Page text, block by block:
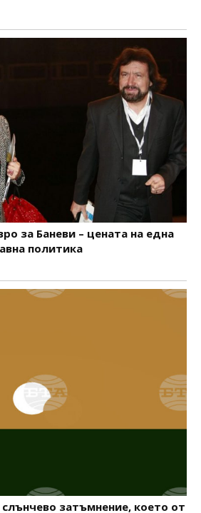
за Баневи – цената на една
политика
затъмнение, което от